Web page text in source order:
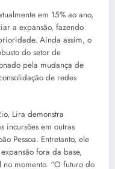
em 15% ao ano,
a expansão, fazendo
Ainda assim, o
do setor de
pela mudança de
de redes
Lira demonstra
incursões em outras
Pessoa. Entretanto, ele
fora da base,
momento. “O futuro do